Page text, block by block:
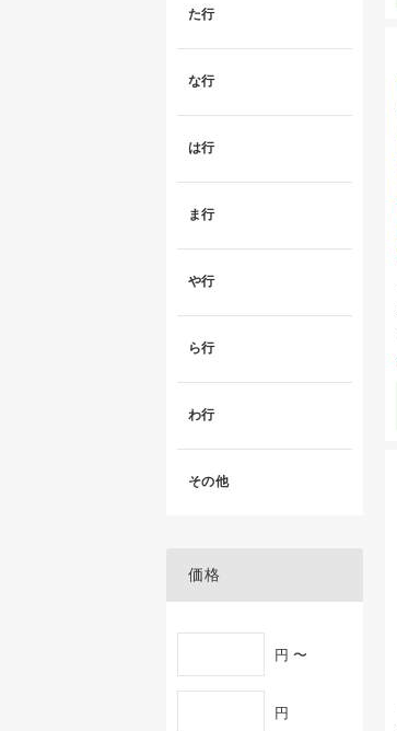
た行
な行
は行
ま行
や行
ら行
わ行
その他
価格
円 〜
円